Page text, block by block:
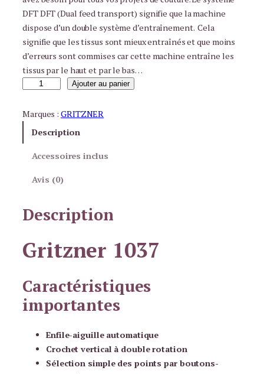
DFT DFT (Dual feed transport) signifie que la machine
dispose d’un double système d’entraînement. Cela
signifie que les tissus sont mieux entraînés et que moins
d’erreurs sont commises car cette machine entraîne les
tissus par le haut et par le bas…
a
e
i
z
n
e
Ajouter au panier
Marques :GRITZNER
Description
Accessoires inclus
Avis (0)
Description
Gritzner 1037
Caractéristiques
importantes
Enfile-aiguille automatique
Crochet vertical à double rotation
Sélection simple des points par boutons-